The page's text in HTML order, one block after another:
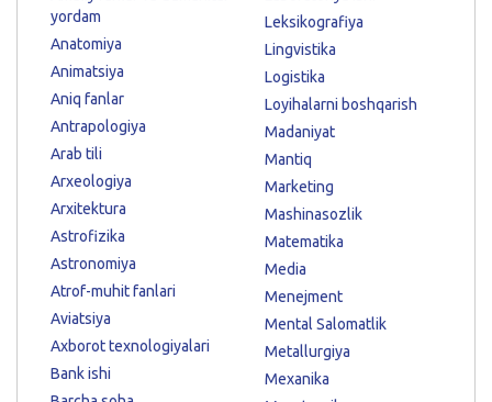
yordam
Anatomiya
Animatsiya
Aniq fanlar
Antrapologiya
Arab tili
Arxeologiya
Arxitektura
Astrofizika
Astronomiya
Atrof-muhit fanlari
Aviatsiya
Axborot texnologiyalari
Bank ishi
Leksikografiya
Lingvistika
Logistika
Loyihalarni boshqarish
Madaniyat
Mantiq
Marketing
Mashinasozlik
Matematika
Media
Menejment
Mental Salomatlik
Metallurgiya
Mexanika